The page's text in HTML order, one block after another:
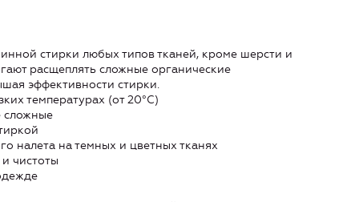
стирки любых типов тканей, кроме шерсти и
расщеплять сложные органические
эффективности стирки.
температурах (от 20°С)
сложные
налета на темных и цветных тканях
чистоты